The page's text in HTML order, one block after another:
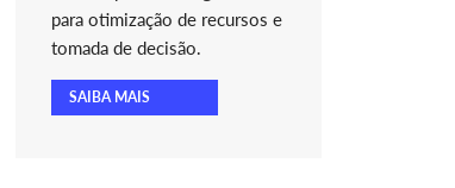
para otimização de recursos e
tomada de decisão.
SAIBA MAIS